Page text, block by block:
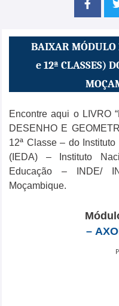
BAIXAR MÓDULO
e 12ª CLASSES)
Encontre aqui o LIVRO
DESENHO E
12ª Classe – do
(IEDA) – Instituto
Educação – INDE/
Moçambique.
–